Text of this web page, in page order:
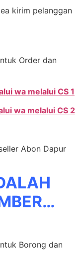
kirim pelanggan
Order dan
wa melalui CS 1
wa melalui CS 2
Abon Dapur
Borong dan